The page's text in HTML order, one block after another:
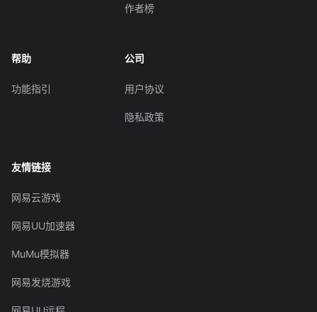
作者榜
帮助
功能指引
公司
用户协议
隐私政策
友情链接
网易云游戏
网易UU加速器
MuMu模拟器
网易发烧游戏